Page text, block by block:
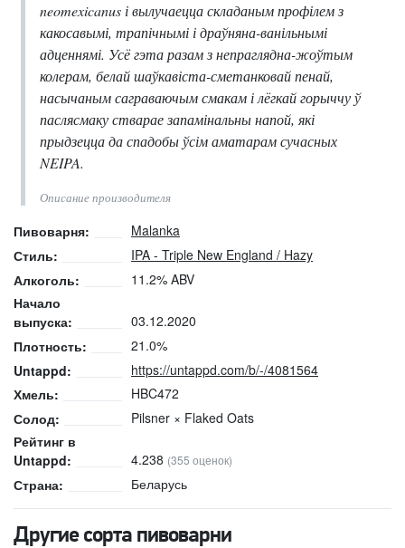
neomexicanus і вылучаецца складаным профілем з
какосавымі, трапічнымі і драўняна-ванільнымі
адценнямі. Усё гэта разам з непраглядна-жоўтым
колерам, белай шаўкавіста-сметанковай пенай,
насычаным саграваючым смакам і лёгкай горыччу ў
паслясмаку стварае запамінальны напой, які
прыдзецца да спадобы ўсім аматарам сучасных
NEIPA.
Описание производителя
Пивоварня:
Malanka
Стиль:
IPA - Triple New England / Hazy
Алкоголь:
11.2% ABV
Начало
выпуска:
03.12.2020
Плотность:
21.0%
Untappd:
https://untappd.com/b/-/4081564
Хмель:
HBC472
Солод:
Pilsner × Flaked Oats
Рейтинг в
Untappd:
4.238 (355 оценок)
Страна: Беларусь
Другие сорта пивоварни